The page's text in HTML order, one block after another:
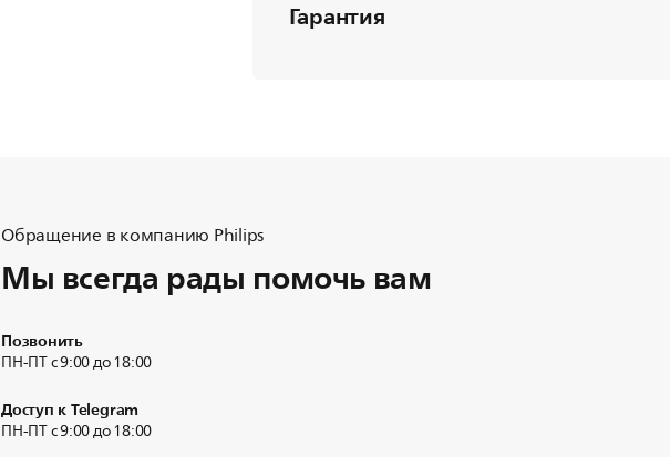
Гарантия
Обращение в компанию Philips
Мы всегда рады помочь вам
Позвонить
ПН-ПТ с 9:00 до 18:00
Доступ к Telegram
ПН-ПТ с 9:00 до 18:00